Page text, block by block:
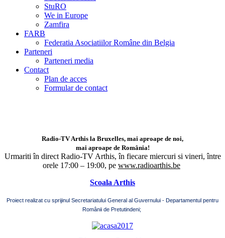
StuRO
We in Europe
Zamfira
FARB
Federatia Asociatiilor Române din Belgia
Parteneri
Parteneri media
Contact
Plan de acces
Formular de contact
Radio-TV Arthis la Bruxelles, mai aproape de noi,
mai aproape de România!
Urmariti în direct Radio-TV Arthis, în fiecare miercuri si vineri, între
orele 17:00 – 19:00, pe www.radioarthis.be
Scoala Arthis
Proiect realizat cu sprijinul Secretariatului General al Guvernului - Departamentul pentru
Românii de Pretutindeni;